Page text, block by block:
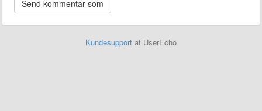
Kundesupport af UserEcho